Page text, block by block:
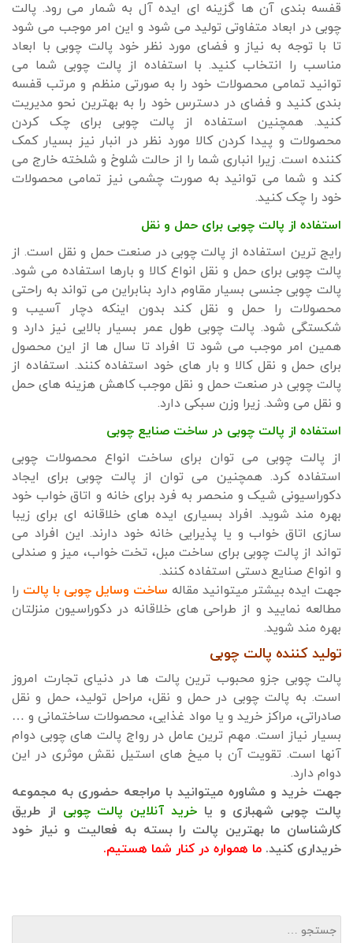
قفسه بندی آن ها گزینه ای ایده آل به شمار می رود. پالت
چوبی در ابعاد متفاوتی تولید می شود و این امر موجب می شود
تا با توجه به نیاز و فضای مورد نظر خود پالت چوبی با ابعاد
مناسب را انتخاب کنید. با استفاده از پالت چوبی شما می
توانید تمامی محصولات خود را به صورتی منظم و مرتب قفسه
بندی کنید و فضای در دسترس خود را به بهترین نحو مدیریت
کنید. همچنین استفاده از پالت چوبی برای چک کردن
محصولات و پیدا کردن کالا مورد نظر در انبار نیز بسیار کمک
کننده است. زیرا انباری شما را از حالت شلوخ و شلخته خارج می
کند و شما می توانید به صورت چشمی نیز تمامی محصولات
خود را چک کنید.
استفاده از پالت چوبی برای حمل و نقل
رایج ترین استفاده از پالت چوبی در صنعت حمل و نقل است. از
پالت چوبی برای حمل و نقل انواع کالا و بارها استفاده می شود.
پالت چوبی جنسی بسیار مقاوم دارد بنابراین می تواند به راحتی
محصولات را حمل و نقل کند بدون اینکه دچار آسیب و
شکستگی شود. پالت چوبی طول عمر بسیار بالایی نیز دارد و
همین امر موجب می شود تا افراد تا سال ها از این محصول
برای حمل و نقل کالا و بار های خود استفاده کنند. استفاده از
پالت چوبی در صنعت حمل و نقل موجب کاهش هزینه های حمل
و نقل می وشد. زیرا وزن سبکی دارد.
استفاده از پالت چوبی در ساخت صنایع چوبی
از پالت چوبی می توان برای ساخت انواع محصولات چوبی
استفاده کرد. همچنین می توان از پالت چوبی برای ایجاد
دکوراسیونی شیک و منحصر به فرد برای خانه و اتاق خواب خود
بهره مند شوید. افراد بسیاری ایده های خلاقانه ای برای زیبا
سازی اتاق خواب و یا پذیرایی خانه خود دارند. این افراد می
تواند از پالت چوبی برای ساخت مبل، تخت خواب، میز و صندلی
و انواع صنایع دستی استفاده کنند.
جهت ایده بیشتر میتوانید مقاله ساخت وسایل چوبی با پالت را
مطالعه نمایید و از طراحی های خلاقانه در دکوراسیون منزلتان
بهره مند شوید.
تولید کننده پالت چوبی
پالت چوبی جزو محبوب ترین پالت ها در دنیای تجارت امروز
است. به پالت چوبی در حمل و نقل، مراحل تولید، حمل و نقل
صادراتی، مراکز خرید و یا مواد غذایی، محصولات ساختمانی و …
بسیار نیاز است. مهم ترین عامل در رواج پالت های چوبی دوام
آنها است. تقویت آن با میخ های استیل نقش موثری در این
دوام دارد.
جهت خرید و مشاوره میتوانید با مراجعه حضوری به مجموعه
پالت چوبی شهبازی و یا خرید آنلاین پالت چوبی از طریق
کارشناسان ما بهترین پالت را بسته به فعالیت و نیاز خود
خریداری کنید. ما همواره در کنار شما هستیم.